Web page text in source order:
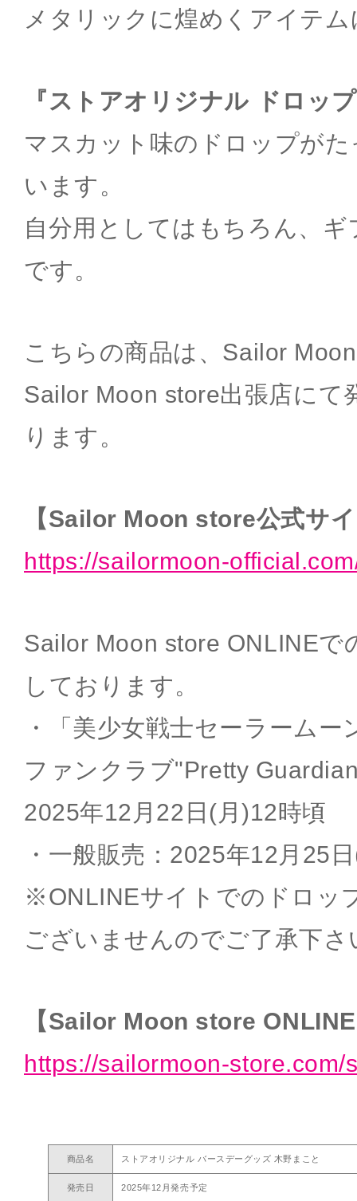
メタリックに煌めくアイテ
『ストアオリジナル ドロッ
マスカット味のドロップが
います。
自分用としてはもちろん、
です。
こちらの商品は、Sailor
Sailor Moon store出張店にて
ります。
【Sailor Moon store公式サ
https://sailormoon-
Sailor Moon store ONLINEで
しております。
・「美少女戦士セーラーム
ファンクラブ"Pretty
2025年12月22日(月)12時頃
・一般販売：2025年12月25
※ONLINEサイトでのドロッ
ございませんのでご了承下さ
【Sailor Moon store
https://sailormoon-store.com/
商品名 ストアオリジナル バースデーグッズ 木野まこと
発売日 2025年12月発売予定